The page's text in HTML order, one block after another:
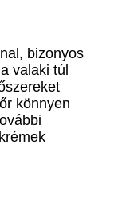
bizonyos
valaki túl
könnyen